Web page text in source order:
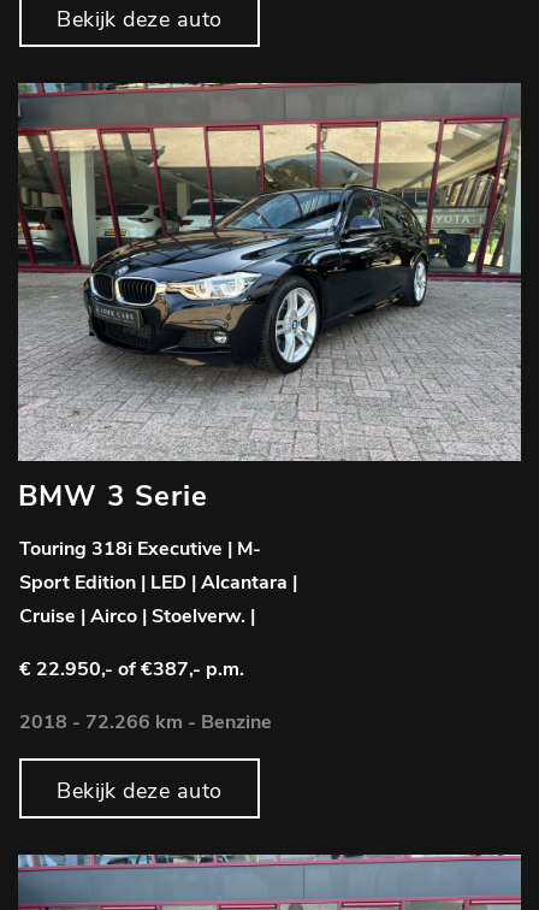
Bekijk deze auto
BMW 3 Serie
Touring 318i Executive | M-
Sport Edition | LED | Alcantara |
Cruise | Airco | Stoelverw. |
€ 22.950,- of €387,- p.m.
2018 - 72.266 km - Benzine
Bekijk deze auto